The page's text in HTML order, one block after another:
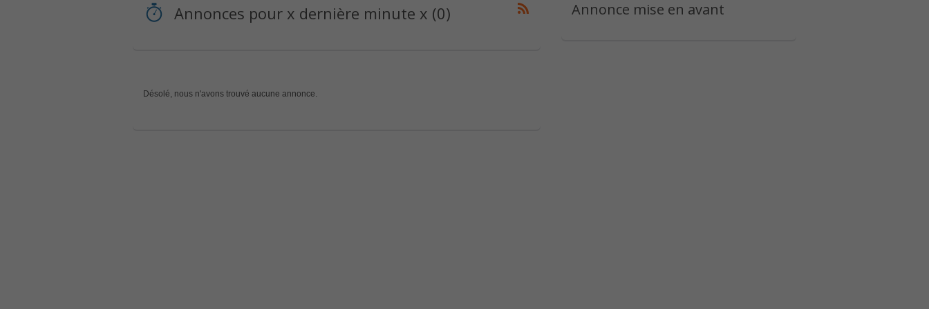
Annonces pour x dernière minute x (0)
Désolé, nous n'avons trouvé aucune annonce.
Annonce mise en avant